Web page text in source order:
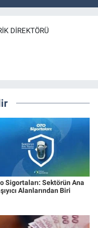
DIREKTÖRÜ
Sigortaları: Sektörün Ana
Alanlarından Biri